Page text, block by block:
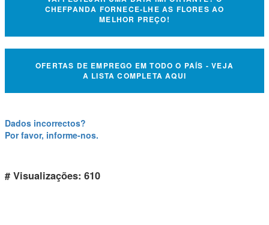
CHEFPANDA FORNECE-LHE AS FLORES AO
MELHOR PREÇO!
OFERTAS DE EMPREGO EM TODO O PAÍS - VEJA
A LISTA COMPLETA AQUI
Dados incorrectos?
Por favor, informe-nos.
# Visualizações: 610